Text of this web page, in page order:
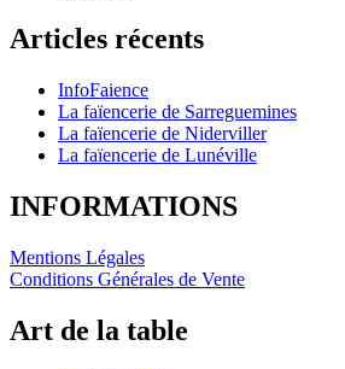
Articles récents
InfoFaience
La faïencerie de Sarreguemines
La faïencerie de Niderviller
La faïencerie de Lunéville
INFORMATIONS
Mentions Légales
Conditions Générales de Vente
Art de la table